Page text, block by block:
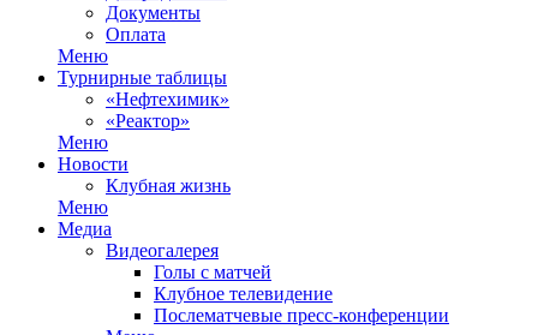
Документы
Оплата
Меню
Турнирные таблицы
«Нефтехимик»
«Реактор»
Меню
Новости
Клубная жизнь
Меню
Медиа
Видеогалерея
Голы с матчей
Клубное телевидение
Послематчевые пресс-конференции